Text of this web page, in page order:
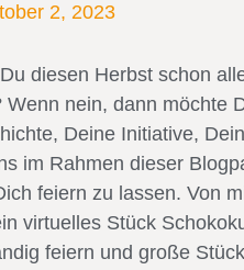
2, 2023
diesen Herbst schon
Wenn nein, dann möchte
Deine Initiative,
im Rahmen dieser
feiern zu lassen. Von
virtuelles Stück
feiern und große